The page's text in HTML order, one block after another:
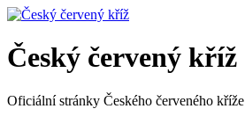
Český červený kříž
Oficiální stránky Českého červeného kříže